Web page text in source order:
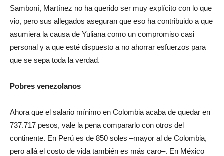
Samboní, Martínez no ha querido ser muy explícito con lo que
vio, pero sus allegados aseguran que eso ha contribuido a que
asumiera la causa de Yuliana como un compromiso casi
personal y a que esté dispuesto a no ahorrar esfuerzos para
que se sepa toda la verdad.
Pobres venezolanos
Ahora que el salario mínimo en Colombia acaba de quedar en
737.717 pesos, vale la pena compararlo con otros del
continente. En Perú es de 850 soles –mayor al de Colombia,
pero allá el costo de vida también es más caro–. En México